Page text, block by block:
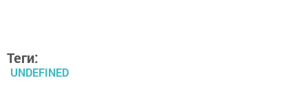
Теги:
UNDEFINED